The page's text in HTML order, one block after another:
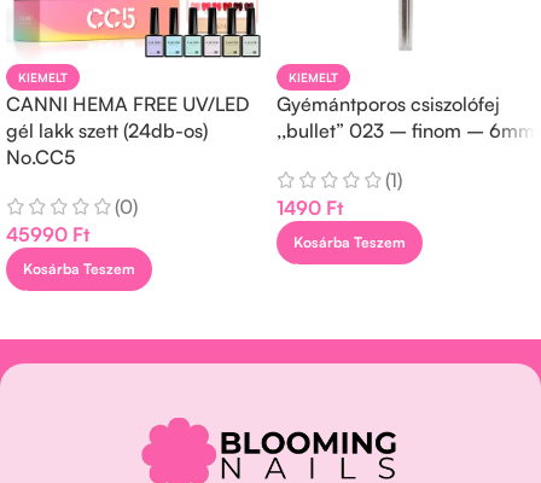
KIEMELT
CANNI HEMA FREE UV/LED
gél lakk szett (24db-os)
No.CC5
(0)
45990 Ft
Kosárba Teszem
KIEMELT
Gyémántporos csiszolófej
,,bullet” 023 – finom – 6mm
(1)
1490 Ft
Kosárba Teszem